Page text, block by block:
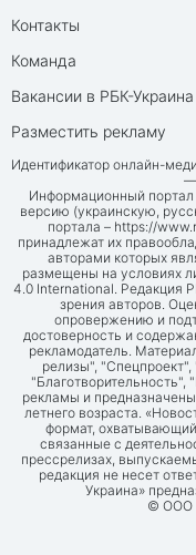
Контакты
Команда
Вакансии в РБК-Украина
Разместить рекламу
Идентификатор онлайн-
—
Информационный
версию (украинскую,
портала – https://
принадлежат их
авторами которых
размещены на условиях
4.0 International. Редакция
зрения авторов.
опровержению и
достоверность и
рекламодатель.
релизы",
рекламы и
летнего возраста.
формат,
связанные с
прессрелизах,
редакция не несет
Украина»
© ООО